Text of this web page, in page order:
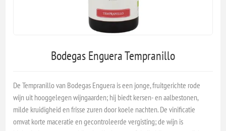
Bodegas Enguera Tempranillo
De Tempranillo van Bodegas Enguera is een jonge, fruitgerichte rode
wijn uit hooggelegen wijngaarden; hij biedt kersen- en aalbestonen,
milde kruidigheid en frisse zuren door koele nachten. De vinificatie
omvat korte maceratie en gecontroleerde vergisting; de wijn is